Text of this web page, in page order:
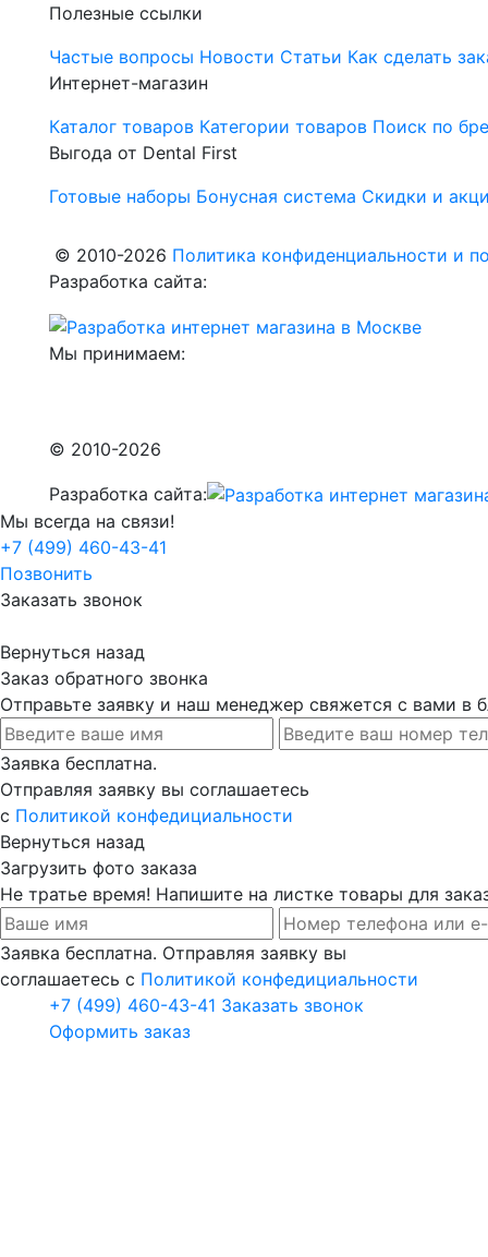
Полезные ссылки
Частые вопросы Новости Статьи Как сделать
Интернет-магазин
Каталог товаров Категории товаров Поиск по
Выгода от Dental First
Готовые наборы Бонусная система Скидки и
© 2010-2026 Политика конфиденциальности и
Разработка сайта:
Мы принимаем:
© 2010-2026
Разработка сайта:
Мы всегда на связи!
+7 (499) 460-43-41
Позвонить
Заказать звонок
Вернуться назад
Заказ обратного звонка
Отправьте заявку и наш менеджер свяжется с вами в
Заявка бесплатна.
Отправляя заявку вы соглашаетесь
с Политикой конфедициальности
Вернуться назад
Загрузить фото заказа
Не тратье время! Напишите на листке товары для
Заявка бесплатна. Отправляя заявку вы
соглашаетесь с Политикой конфедициальности
+7 (499) 460-43-41 Заказать звонок
Оформить заказ